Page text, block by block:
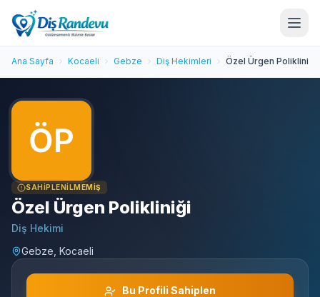
Ana Sayfa Kocaeli Gebze Diş Hekimleri Özel Ürgen Polikliniği
SAHIPLENILMEMIŞ
Özel Ürgen Polikliniği
Diş Hekimi
Gebze, Kocaeli
Bu Profili Sahiplen